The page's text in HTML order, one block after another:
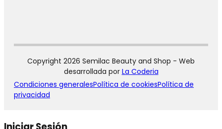
Copyright 2026 Semilac Beauty and Shop - Web
desarrollada por La Coderia
Condiciones generalesPolítica de cookiesPolítica de
privacidad